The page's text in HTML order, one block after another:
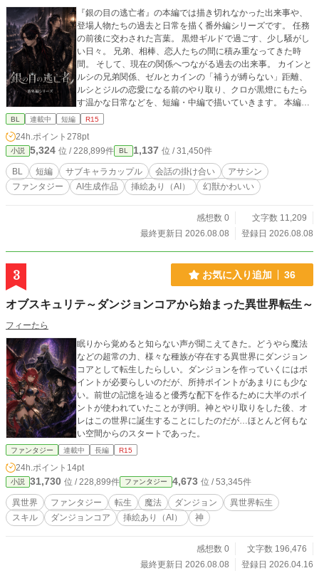
『銀の目の逃亡者』の本編では描き切れなかった出来事や、
登場人物たちの過去と日常を描く番外編シリーズです。 任務
の前後に交わされた言葉。 黒燈ギルドで過ごす、少し騒がし
い日々。 兄弟、相棒、恋人たちの間に積み重なってきた時
間。 そして、現在の関係へつながる過去の出来事。 カインと
ルシの兄弟関係、ゼルとカインの「補うが縛らない」距離、
ルシとジルの恋愛になる前のやり取り、クロが黒燈にもたら
す温かな日常などを、短編・中編で描いていきます。 本編の
事件を別の人物の視点から描く物語や、本編の合間にあった
れぞれ独立した番外編としてお読みいただけますが、本編の
内容や人物関係に触れる場合があります。 時系列や本編の読
了推奨話数は、各話のあらすじに記載します。 逃亡と戦いの
合間に残された、言葉にならなかった感情と、彼らが帰る場
所の物語です。
BL 連載中 短編 R15
24h.ポイント 278pt
小説 5,324 位 / 228,899件 BL 1,137 位 / 31,450件
BL 短編 サブキャラカップル 会話の掛け合い
アサシン
ファンタジー
AI生成作品 挿絵あり（AI） 幻獣かわいい
感想数 0
文字数 11,209
最終更新日 2026.08.08
登録日 2026.08.08
3 お気に入り追加 36
オブスキュリテ～ダンジョンコアから始まった異世界転生～
フィーたら
眠りから覚めると知らない声が聞こえてきた。どうやら魔法
などの超常の力、様々な種族が存在する異世界にダンジョン
コアとして転生したらしい。ダンジョンを作っていくにはポ
イントが必要らしいのだが、所持ポイントがあまりにも少な
い。前世の記憶を辿ると優秀な配下を作るために大半のポイ
ントが使われていたことが判明。神とやり取りをした後、オ
レはこの世界に誕生することにしたのだが…ほとんど何もな
い空間からのスタートであった。
ファンタジー 連載中 長編 R15
24h.ポイント 14pt
小説 31,730 位 / 228,899件 ファンタジー 4,673 位 / 53,345件
異世界 ファンタジー 転生 魔法 ダンジョン
異世界転生
スキル
ダンジョンコア 挿絵あり（AI） 神
感想数 0
文字数 196,476
最終更新日 2026.08.08
登録日 2026.04.16